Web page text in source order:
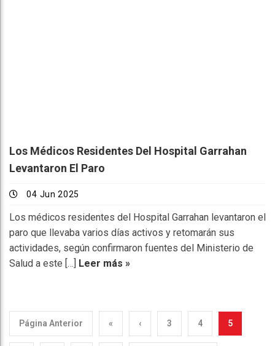
Los Médicos Residentes Del Hospital Garrahan
Levantaron El Paro
04 Jun 2025
Los médicos residentes del Hospital Garrahan levantaron el
paro que llevaba varios días activos y retomarán sus
actividades, según confirmaron fuentes del Ministerio de
Salud a este […] Leer más »
Página Anterior « ‹ 3 4 5